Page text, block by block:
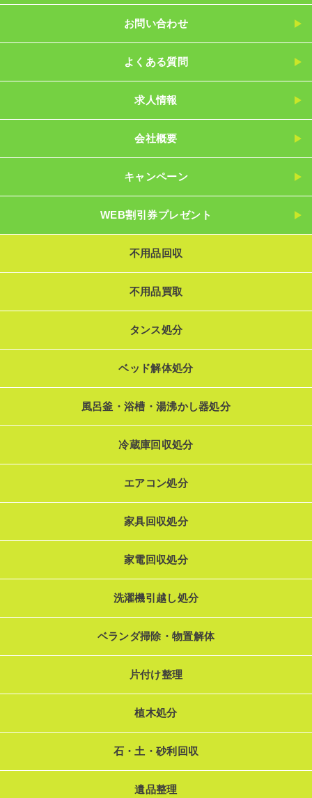
お問い合わせ
よくある質問
求人情報
会社概要
キャンペーン
WEB割引券プレゼント
不用品回収
不用品買取
タンス処分
ベッド解体処分
風呂釜・浴槽・湯沸かし器処分
冷蔵庫回収処分
エアコン処分
家具回収処分
家電回収処分
洗濯機引越し処分
ベランダ掃除・物置解体
片付け整理
植木処分
石・土・砂利回収
遺品整理